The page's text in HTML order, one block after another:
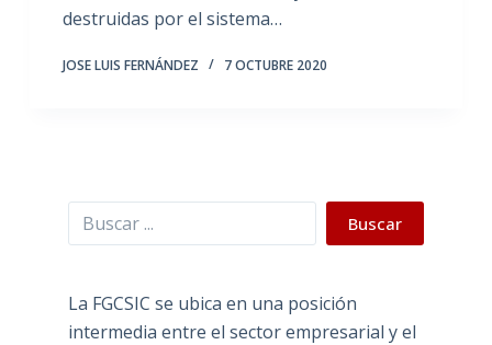
destruidas por el sistema…
JOSE LUIS FERNÁNDEZ 7 OCTUBRE 2020
Buscar Buscar
La FGCSIC se ubica en una posición
intermedia entre el sector empresarial y el